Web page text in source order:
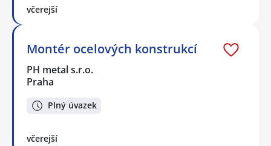
včerejší
Montér ocelových konstrukcí
PH metal s.r.o.
Praha
Plný úvazek
včerejší